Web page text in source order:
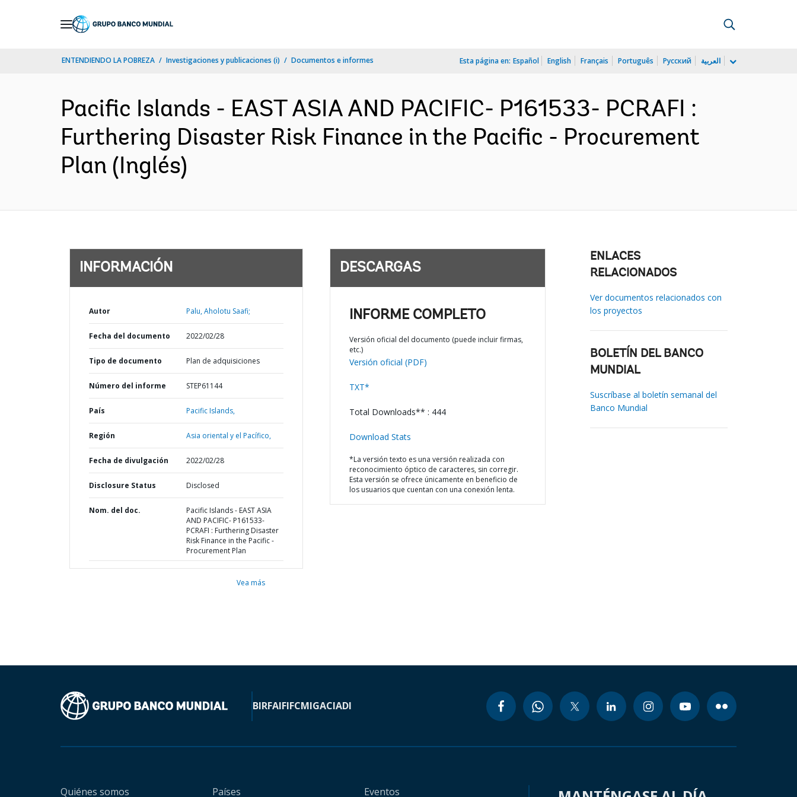
ENTENDIENDO LA POBREZA Investigaciones y publicaciones (i) Documentos e informes Esta página en: Español English Français Português Русский العربية
Pacific Islands - EAST ASIA AND PACIFIC- P161533- PCRAFI :
Furthering Disaster Risk Finance in the Pacific - Procurement
Plan (Inglés)
INFORMACIÓN
Autor Palu, Aholotu Saafi;
Fecha del documento 2022/02/28
Tipo de documento Plan de adquisiciones
Número del informe STEP61144
País Pacific Islands,
Región Asia oriental y el Pacífico,
Fecha de divulgación 2022/02/28
Disclosure Status Disclosed
Nom. del doc.
Pacific Islands - EAST ASIA
AND PACIFIC- P161533-
PCRAFI : Furthering Disaster
Risk Finance in the Pacific -
Procurement Plan
Vea más
DESCARGAS
INFORME COMPLETO
Versión oficial del documento (puede incluir firmas,
etc.)
Versión oficial (PDF)
TXT*
Total Downloads** : 444
Download Stats
*La versión texto es una versión realizada con
reconocimiento óptico de caracteres, sin corregir.
Esta versión se ofrece únicamente en beneficio de
los usuarios que cuentan con una conexión lenta.
ENLACES
RELACIONADOS
Ver documentos relacionados con
los proyectos
BOLETÍN DEL BANCO
MUNDIAL
Suscríbase al boletín semanal del
Banco Mundial
BIRFAIFIFCMIGACIADI
Quiénes somos Países Eventos